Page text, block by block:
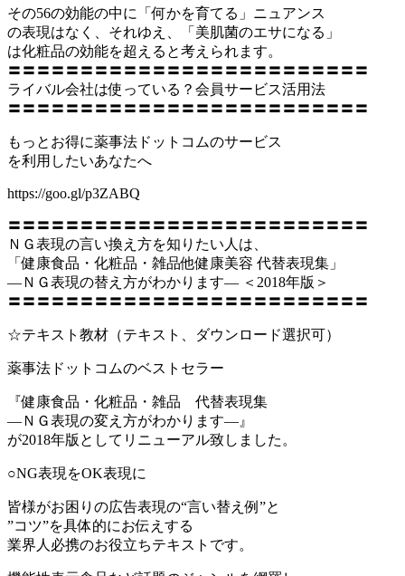
その56の効能の中に「何かを育てる」ニュアンス
の表現はなく、それゆえ、「美肌菌のエサになる」
は化粧品の効能を超えると考えられます。
〓〓〓〓〓〓〓〓〓〓〓〓〓〓〓〓〓〓〓〓〓〓〓〓〓
ライバル会社は使っている？会員サービス活用法
〓〓〓〓〓〓〓〓〓〓〓〓〓〓〓〓〓〓〓〓〓〓〓〓〓
もっとお得に薬事法ドットコムのサービス
を利用したいあなたへ
https://goo.gl/p3ZABQ
〓〓〓〓〓〓〓〓〓〓〓〓〓〓〓〓〓〓〓〓〓〓〓〓〓
ＮＧ表現の言い換え方を知りたい人は、
「健康食品・化粧品・雑品他健康美容 代替表現集」
―ＮＧ表現の替え方がわかります― ＜2018年版＞
〓〓〓〓〓〓〓〓〓〓〓〓〓〓〓〓〓〓〓〓〓〓〓〓〓
☆テキスト教材（テキスト、ダウンロード選択可）
薬事法ドットコムのベストセラー
『健康食品・化粧品・雑品 代替表現集
―ＮＧ表現の変え方がわかります―』
が2018年版としてリニューアル致しました。
○NG表現をOK表現に
皆様がお困りの広告表現の“言い替え例”と
”コツ”を具体的にお伝えする
業界人必携のお役立ちテキストです。